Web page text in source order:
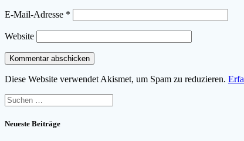
E-Mail-Adresse *
Website
Diese Website verwendet Akismet, um Spam zu reduzieren.
Suchen
nach:
Neueste Beiträge